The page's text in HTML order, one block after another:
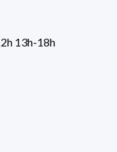
13h-18h